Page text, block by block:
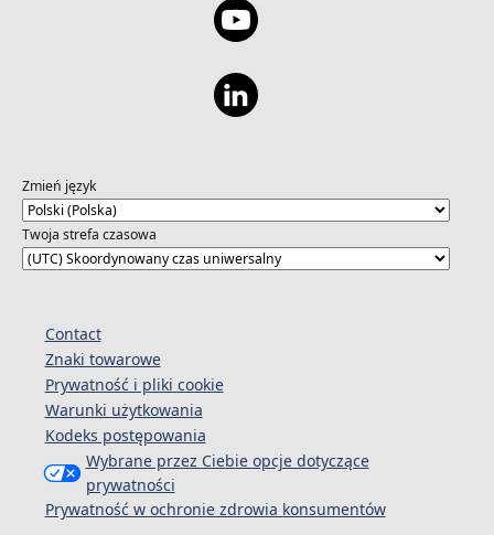
Zmień język
Twoja strefa czasowa
Contact
Znaki towarowe
Prywatność i pliki cookie
Warunki użytkowania
Kodeks postępowania
Wybrane przez Ciebie opcje dotyczące
prywatności
Prywatność w ochronie zdrowia konsumentów